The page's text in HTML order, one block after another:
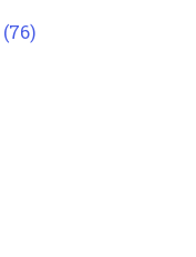
(76)